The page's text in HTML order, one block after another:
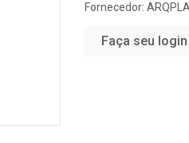
Fornecedor:
Faça seu